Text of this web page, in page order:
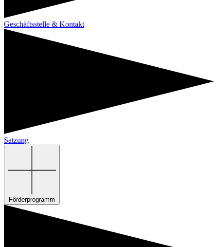
Geschäftsstelle & Kontakt
Satzung
Förderprogramm